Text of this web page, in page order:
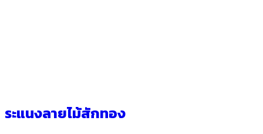
ระแนงลายไม้สักทอง